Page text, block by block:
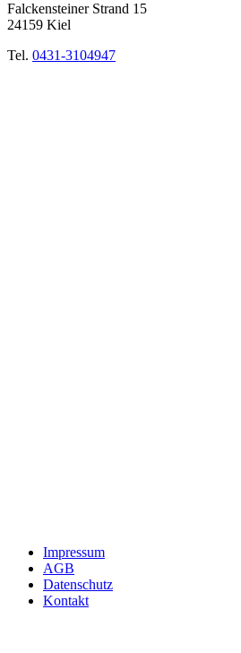
Falckensteiner Strand 15
24159 Kiel
Tel. 0431-3104947
Impressum
AGB
Datenschutz
Kontakt